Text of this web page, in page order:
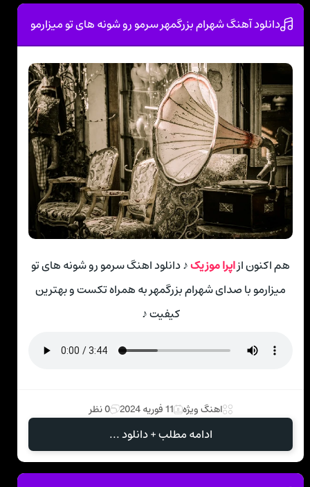
دانلود آهنگ شهرام بزرگمهر سرمو رو شونه های تو میزارمو
هم اکنون ازاپرا موزیک♪ دانلود اهنگ سرمو رو شونه های تو
میزارمو با صدای شهرام بزرگمهر به همراه تکست و بهترین
کیفیت ♪
اهنگ ویژه 11 فوریه 2024 0 نظر
ادامه مطلب + دانلود ...